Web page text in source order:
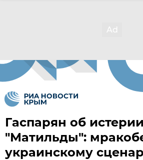
Гаспарян об
"Матильды":
украинскому